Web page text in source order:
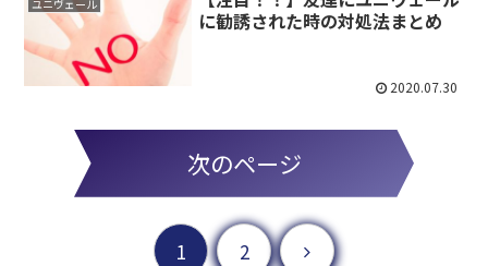
ユニヴェール
に勧誘された時の対処法まとめ
2020.07.30
次のページ
1 2